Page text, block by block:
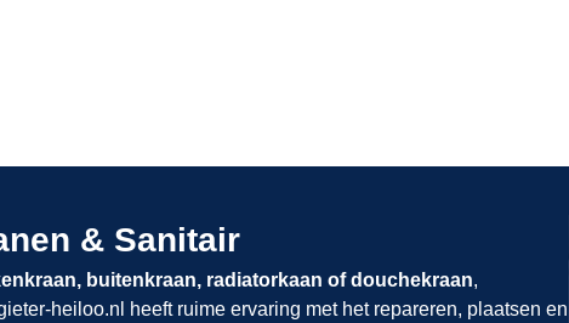
& Sanitair
buitenkraan, radiatorkaan of douchekraan,
heiloo.nl​​​​​​​
heeft ruime ervaring met het repareren, plaatsen en